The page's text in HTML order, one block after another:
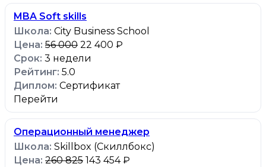
MBA Soft skills
City Business School
56 000 22 400 ₽
3 недели
5.0
Сертификат
Перейти
Операционный менеджер
Skillbox (Скиллбокс)
260 825 143 454 ₽